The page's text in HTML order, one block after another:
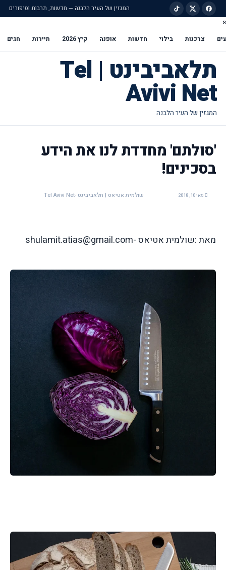
המגזין של העיר הלבנה — חדשות, תרבות וסיפורים
s
צרכנות בילוי חדשות אופנה קיץ 2026 תיירות חגים
תלאביבינט | Tel
Avivi Net
'סולתם' מחדדת לנו את הידע
בסכינים!
מאי 10, 2018 שולמית אטיאס | תלאביבינט -Tel Avivi Net
מאת :שולמית אטיאס -shulamit.atias@gmail.com